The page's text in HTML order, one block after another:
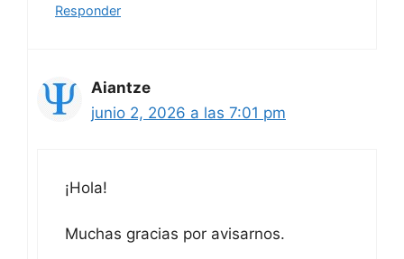
Responder
Aiantze
junio 2, 2026 a las 7:01 pm
¡Hola!
Muchas gracias por avisarnos.